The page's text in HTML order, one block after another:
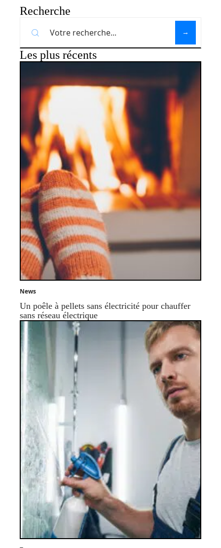
Recherche
Les plus récents
News
Un poêle à pellets sans électricité pour chauffer
sans réseau électrique